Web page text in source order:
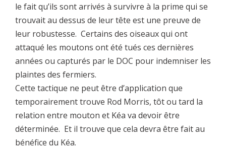
le fait qu’ils sont arrivés à survivre à la prime qui se
trouvait au dessus de leur tête est une preuve de
leur robustesse. Certains des oiseaux qui ont
attaqué les moutons ont été tués ces dernières
années ou capturés par le DOC pour indemniser les
plaintes des fermiers.
Cette tactique ne peut être d’application que
temporairement trouve Rod Morris, tôt ou tard la
relation entre mouton et Kéa va devoir être
déterminée. Et il trouve que cela devra être fait au
bénéfice du Kéa.